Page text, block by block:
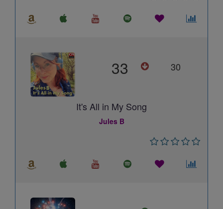
33 30
It's All in My Song
Jules B